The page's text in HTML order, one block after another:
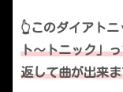
👆このダイアトニ
ト～トニック」
返して曲が出来